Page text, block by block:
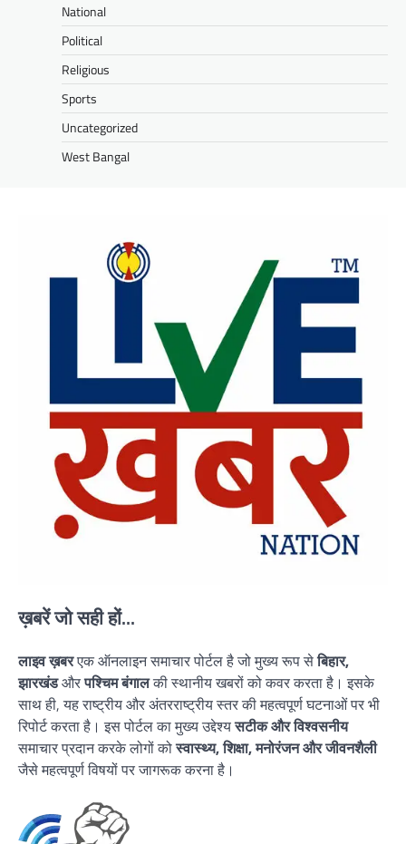
National
Political
Religious
Sports
Uncategorized
West Bangal
ख़बरें जो सही हों...
लाइव ख़बरएक ऑनलाइन समाचार पोर्टल है जो मुख्य रूप सेबिहार,
झारखंडऔरपश्चिम बंगालकी स्थानीय खबरों को कवर करता है। इसके
साथ ही, यह राष्ट्रीय और अंतरराष्ट्रीय स्तर की महत्वपूर्ण घटनाओं पर भी
रिपोर्ट करता है। इस पोर्टल का मुख्य उद्देश्यसटीक और विश्वसनीय
समाचार प्रदान करके लोगों कोस्वास्थ्य, शिक्षा, मनोरंजन और जीवनशैली
जैसे महत्वपूर्ण विषयों पर जागरूक करना है।